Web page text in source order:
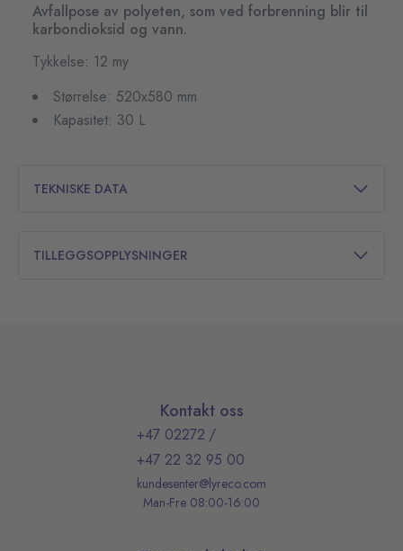
Avfallpose av polyeten, som ved forbrenning blir til
karbondioksid og vann.
Tykkelse: 12 my
Størrelse: 520x580 mm
Kapasitet: 30 L
TEKNISKE DATA
TILLEGGSOPPLYSNINGER
Kontakt oss
+47 02272 /
+47 22 32 95 00
kundesenter@lyreco.com
Man-Fre 08:00-16:00